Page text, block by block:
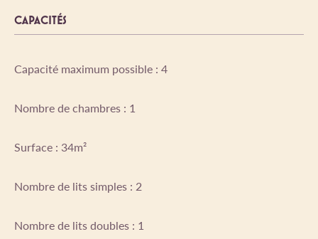
CAPACITÉS
Capacité maximum possible : 4
Nombre de chambres : 1
Surface : 34m²
Nombre de lits simples : 2
Nombre de lits doubles : 1